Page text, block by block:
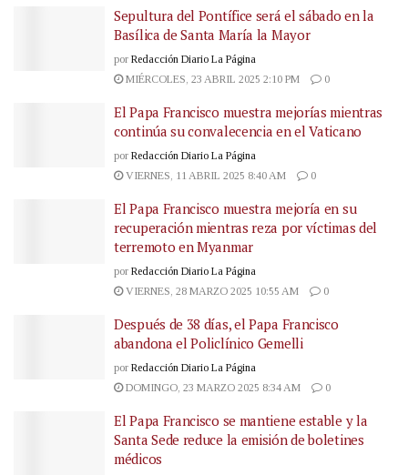
Sepultura del Pontífice será el sábado en la
Basílica de Santa María la Mayor
por Redacción Diario La Página
MIÉRCOLES, 23 ABRIL 2025 2:10 PM
0
El Papa Francisco muestra mejorías mientras
continúa su convalecencia en el Vaticano
por Redacción Diario La Página
VIERNES, 11 ABRIL 2025 8:40 AM
0
El Papa Francisco muestra mejoría en su
recuperación mientras reza por víctimas del
terremoto en Myanmar
por Redacción Diario La Página
VIERNES, 28 MARZO 2025 10:55 AM
0
Después de 38 días, el Papa Francisco
abandona el Policlínico Gemelli
por Redacción Diario La Página
DOMINGO, 23 MARZO 2025 8:34 AM
0
El Papa Francisco se mantiene estable y la
Santa Sede reduce la emisión de boletines
médicos